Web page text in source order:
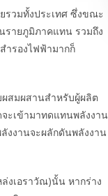
วมทั้งประเทศ ซึ่งขณะ
รายภูมิภาคแทน รวมถึง
ำรองไฟฟ้ามากก็
ผสมผสานสำหรับผู้ผลิต
ะเข้ามาทดแทนพลังงาน
งงานจะผลักดันพลังงาน
งเอราวัณ)นั้น หากร่าง